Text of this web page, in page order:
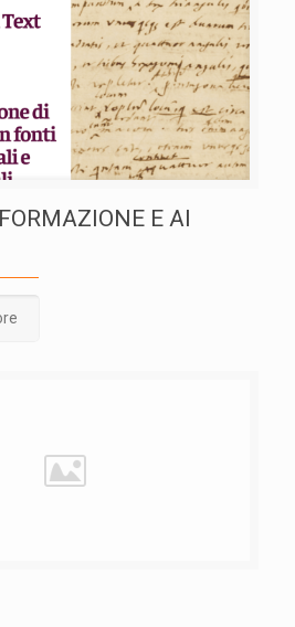
E AI